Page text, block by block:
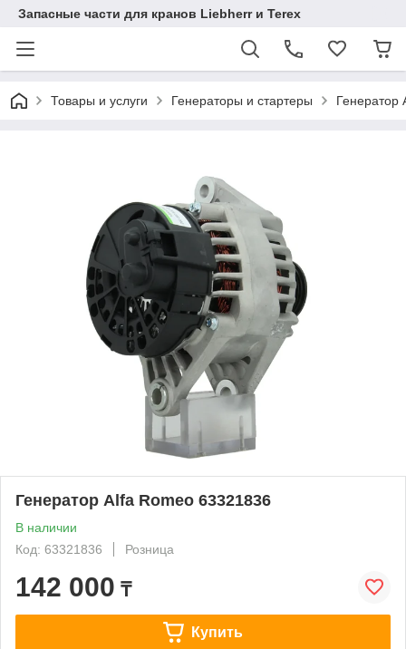
Запасные части для кранов Liebherr и Terex
Товары и услуги Генераторы и стартеры Генератор
Генератор Alfa Romeo 63321836
В наличии
Код: 63321836
Розница
142 000 ₸
Купить